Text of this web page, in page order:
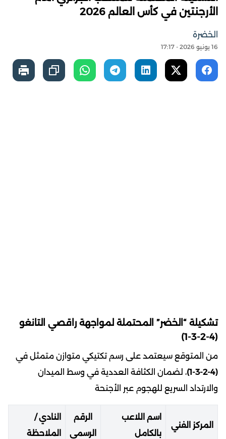
الأرجنتين في كأس العالم 2026
الخضرة
16 يونيو 2026 - 17:17
تشكيلة “الخضر” المحتملة لمواجهة راقصي التانغو
(4-2-3-1)
من المتوقع سيعتمد على رسم تكتيكي متوازن متمثل في
(4-2-3-1)
، لضمان الكثافة العددية في وسط الميدان
والارتداد السريع للهجوم عبر الأجنحة
المركز الفني
اسم اللاعب
بالكامل
الرقم
الرسمي
النادي /
الملاحظة